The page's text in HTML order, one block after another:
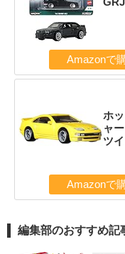
Amazonで
ホ
ャ
ツ
Amazonで
編集部のおすすめ記